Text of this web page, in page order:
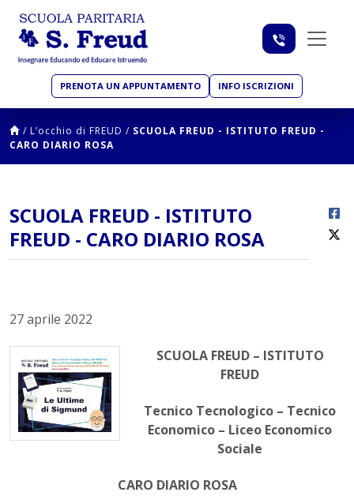
PRENOTA UN APPUNTAMENTO INFO ISCRIZIONI
/ L’occhio di FREUD / SCUOLA FREUD - ISTITUTO FREUD -
CARO DIARIO ROSA
SCUOLA FREUD - ISTITUTO
FREUD - CARO DIARIO ROSA
27 aprile 2022
SCUOLA FREUD – ISTITUTO
FREUD
Tecnico Tecnologico – Tecnico
Economico – Liceo Economico
Sociale
CARO DIARIO ROSA